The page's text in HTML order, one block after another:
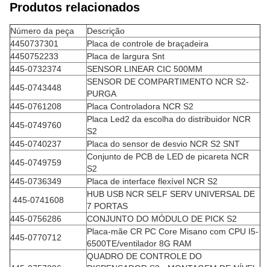
Produtos relacionados
Número da peça
Descrição
4450737301
Placa de controle de braçadeira
4450752233
Placa de largura Snt
445-0732374
SENSOR LINEAR CIC 500MM
445-0743448
SENSOR DE COMPARTIMENTO NCR S2-
PURGA
445-0761208
Placa Controladora NCR S2
445-0749760
Placa Led2 da escolha do distribuidor NCR
S2
445-0740237
Placa do sensor de desvio NCR S2 SNT
445-0749759
Conjunto de PCB de LED de picareta NCR
S2
445-0736349
Placa de interface flexível NCR S2
445-0741608
HUB USB NCR SELF SERV UNIVERSAL DE
7 PORTAS
445-0756286
CONJUNTO DO MÓDULO DE PICK S2
445-0770712
Placa-mãe CR PC Core Misano com CPU I5-
6500TE/ventilador 8G RAM
QUADRO DE CONTROLE DO